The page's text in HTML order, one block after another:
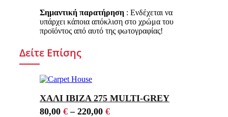
Σημαντική παρατήρηση: Ενδέχεται να
υπάρχει κάποια απόκλιση στο χρώμα του
προϊόντος από αυτό της φωτογραφίας!
Δείτε Επίσης
ΧΑΛΙ IBIZA 275 MULTI-GREY
80,00 €– 220,00 €